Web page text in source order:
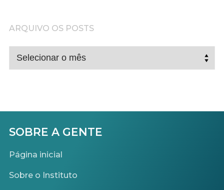
ARQUIVO OS POSTS
ARQUIVO
OS
SOBRE A GENTE
Página inicial
Sobre o Instituto